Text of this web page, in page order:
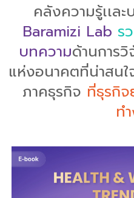
คลังความรู้เเล
Baramizi Lab ร
บทความด้านการ
แห่งอนาคตที่น่าสนใ
ภาคธุรกิจ ที่ธุรกิ
ท